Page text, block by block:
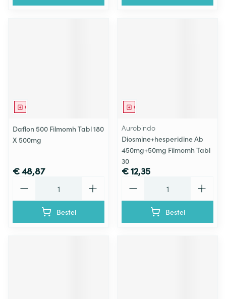
Geneesmiddel
Daflon 500 Filmomh Tabl 180
X 500mg
€ 48,87
Bestel
Geneesmiddel
Aurobindo
Diosmine+hesperidine Ab
450mg+50mg Filmomh Tabl
30
€ 12,35
Bestel